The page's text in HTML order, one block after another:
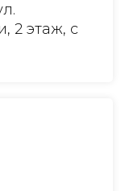
2 этаж, с